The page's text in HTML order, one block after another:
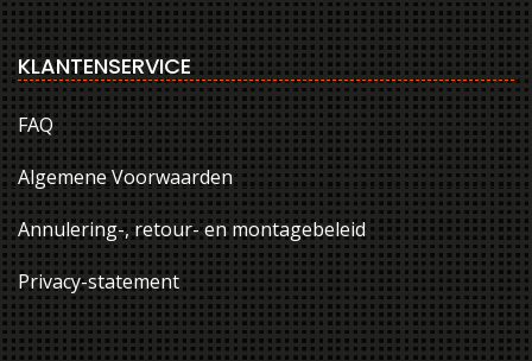
KLANTENSERVICE
FAQ
Algemene Voorwaarden
Annulering-, retour- en montagebeleid
Privacy-statement